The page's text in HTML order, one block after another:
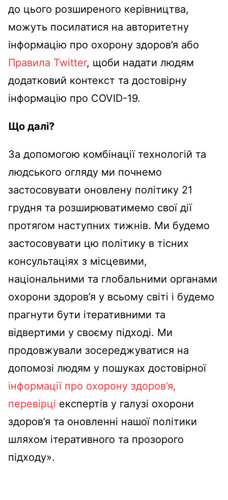
до цього розширеного керівництва,
можуть посилатися на авторитетну
інформацію про охорону здоров’я або
Правила Twitter, щоби надати людям
додатковий контекст та достовірну
інформацію про COVID-19.
Що далі?
За допомогою комбінації технологій та
людського огляду ми почнемо
застосовувати оновлену політику 21
грудня та розширюватимемо свої дії
протягом наступних тижнів. Ми будемо
застосовувати цю політику в тісних
консультаціях з місцевими,
національними та глобальними органами
охорони здоров’я у всьому світі і будемо
прагнути бути ітеративними та
відвертими у своєму підході. Ми
продовжували зосереджуватися на
допомозі людям у пошуках достовірної
інформації про охорону здоров’я,
перевірці експертів у галузі охорони
здоров’я та оновленні нашої політики
шляхом ітеративного та прозорого
підходу».